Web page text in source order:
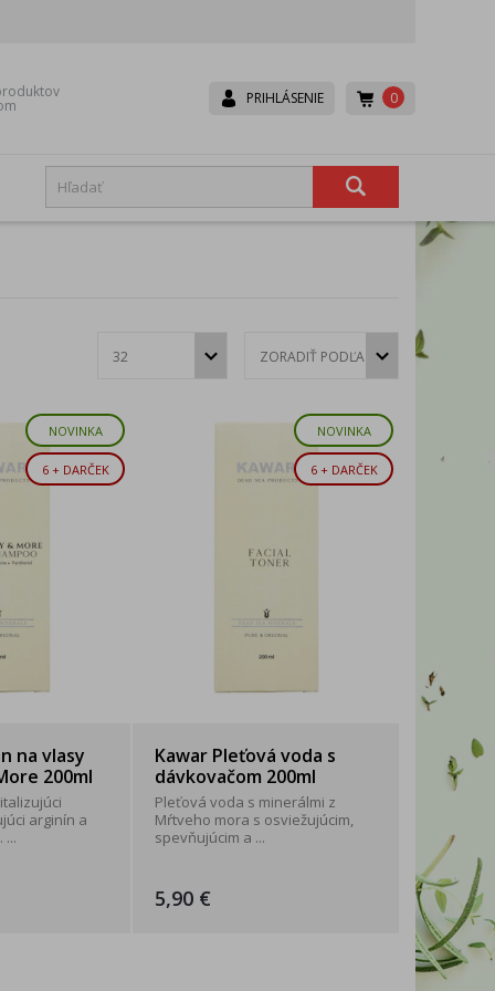
0
PRIHLÁSENIE
Ice Power
Mesh
Rival
NOVINKA
6 + DARČEK
na vlasy
200ml
arginín a
...
NOVINKA
6 + DARČEK
Kawar Pleťová voda s
dávkovačom 200ml
Pleťová voda s minerálmi z
Mŕtveho mora s osviežujúcim,
spevňujúcim a ...
5,90 €